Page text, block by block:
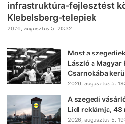
infrastruktúra-fejlesztést
Klebelsberg-telepiek
2026, augusztus 5. 20:32
Most a
László a Magyar
Csarnokába
2026, augusztus 5.
A szegedi
Lidl reklámja, 48
2026, augusztus 5.